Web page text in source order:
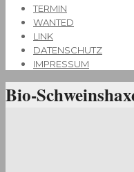
TERMIN
WANTED
LINK
DATENSCHUTZ
IMPRESSUM
Bio-